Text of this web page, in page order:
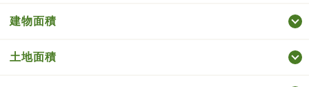
建物面積
土地面積